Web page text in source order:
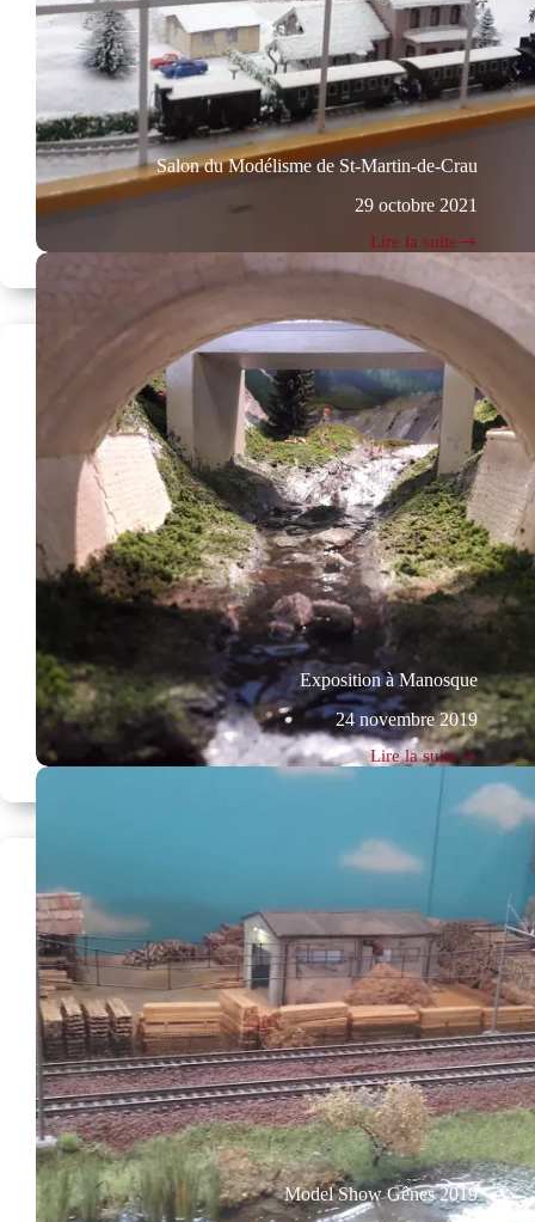
Salon du Modélisme de St-Martin-de-Crau
29 octobre 2021
Lire la suite
Salon
Modélisme
St-
Martin-
de-
Crau
Exposition à Manosque
24 novembre 2019
Lire la suite
Exposition
Model Show Gênes 2019